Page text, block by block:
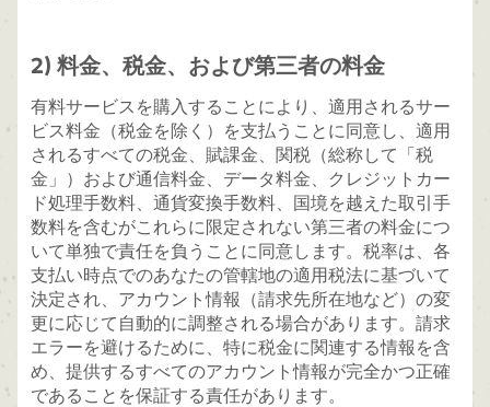
2) 料金、税金、および第三者の料金
有料サービスを購入することにより、適用されるサー
ビス料金（税金を除く）を支払うことに同意し、適用
されるすべての税金、賦課金、関税（総称して「税
金」）および通信料金、データ料金、クレジットカー
ド処理手数料、通貨変換手数料、国境を越えた取引手
数料を含むがこれらに限定されない第三者の料金につ
いて単独で責任を負うことに同意します。税率は、各
支払い時点でのあなたの管轄地の適用税法に基づいて
決定され、アカウント情報（請求先所在地など）の変
更に応じて自動的に調整される場合があります。請求
エラーを避けるために、特に税金に関連する情報を含
め、提供するすべてのアカウント情報が完全かつ正確
であることを保証する責任があります。